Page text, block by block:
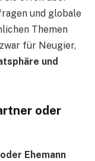
und globale
Themen
für Neugier,
und
oder
Ehemann